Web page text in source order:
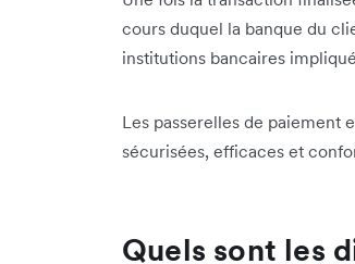
cours duquel la banque du
institutions bancaires
Les passerelles de paiement
sécurisées, efficaces et
Quels sont les